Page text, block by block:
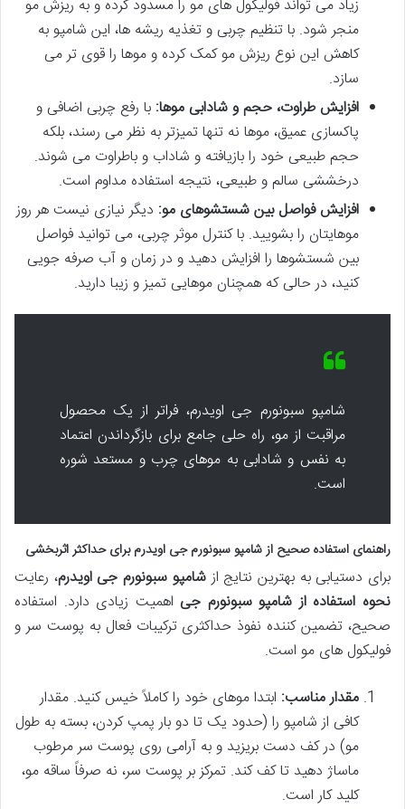
زیاد می تواند فولیکول های مو را مسدود کرده و به ریزش مو
منجر شود. با تنظیم چربی و تغذیه ریشه ها، این شامپو به
کاهش این نوع ریزش مو کمک کرده و موها را قوی تر می
سازد.
افزایش طراوت، حجم و شادابی موها: با رفع چربی اضافی و
پاکسازی عمیق، موها نه تنها تمیزتر به نظر می رسند، بلکه
حجم طبیعی خود را بازیافته و شاداب و باطراوت می شوند.
درخششی سالم و طبیعی، نتیجه استفاده مداوم است.
افزایش فواصل بین شستشوهای مو: دیگر نیازی نیست هر روز
موهایتان را بشویید. با کنترل موثر چربی، می توانید فواصل
بین شستشوها را افزایش دهید و در زمان و آب صرفه جویی
کنید، در حالی که همچنان موهایی تمیز و زیبا دارید.
شامپو سبونورم جی اویدرم، فراتر از یک محصول
مراقبت از مو، راه حلی جامع برای بازگرداندن اعتماد
به نفس و شادابی به موهای چرب و مستعد شوره
است.
راهنمای استفاده صحیح از شامپو سبونورم جی اویدرم برای حداکثر اثربخشی
برای دستیابی به بهترین نتایج ازشامپو سبونورم جی اویدرم، رعایت
نحوه استفاده از شامپو سبونورم جیاهمیت زیادی دارد. استفاده
صحیح، تضمین کننده نفوذ حداکثری ترکیبات فعال به پوست سر و
فولیکول های مو است.
مقدار مناسب: ابتدا موهای خود را کاملاً خیس کنید. مقدار
کافی از شامپو را (حدود یک تا دو بار پمپ کردن، بسته به طول
مو) در کف دست بریزید و به آرامی روی پوست سر مرطوب
ماساژ دهید تا کف کند. تمرکز بر پوست سر، نه صرفاً ساقه مو،
کلید کار است.